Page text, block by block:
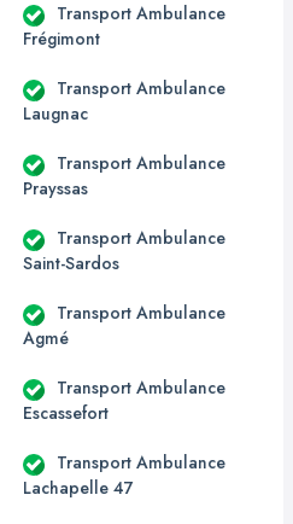
Transport Ambulance
Frégimont
Transport Ambulance
Laugnac
Transport Ambulance
Prayssas
Transport Ambulance
Saint-Sardos
Transport Ambulance
Agmé
Transport Ambulance
Escassefort
Transport Ambulance
Lachapelle 47